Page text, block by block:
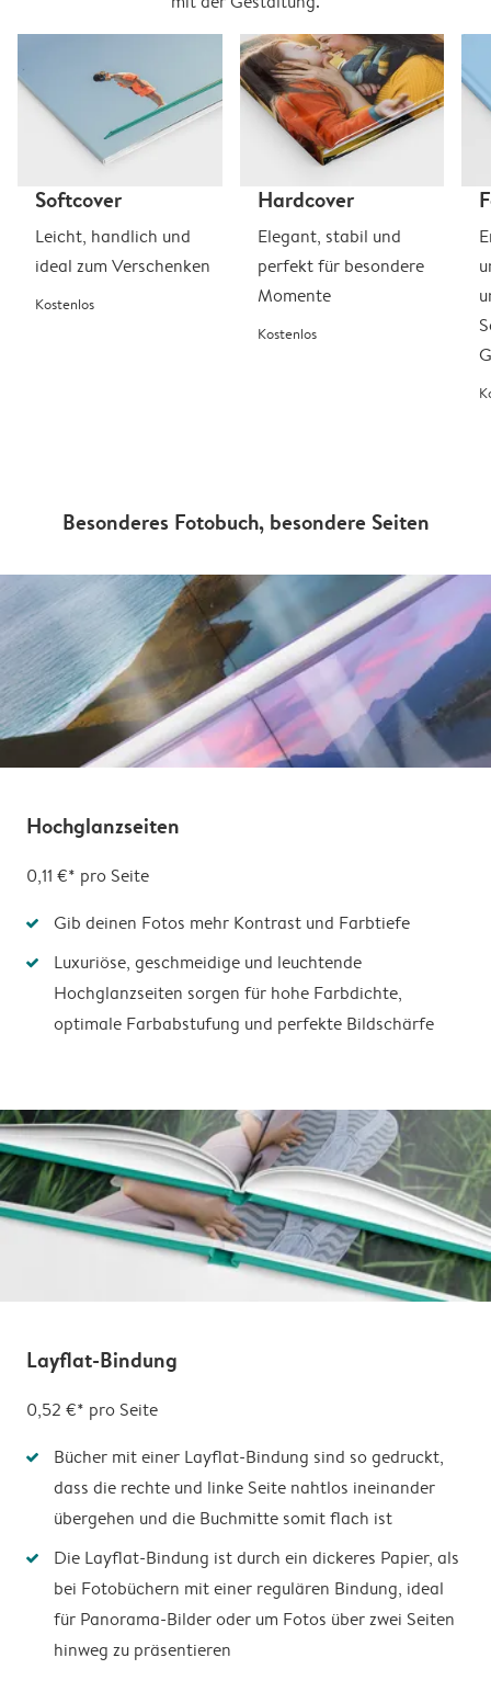
Softcover
Leicht, handlich und
ideal zum Verschenken
Kostenlos
Hardcover
Elegant, stabil und
perfekt für besondere
Momente
Kostenlos
Besonderes Fotobuch, besondere Seiten
Hochglanzseiten
0,11 €* pro Seite
Gib deinen Fotos mehr Kontrast und Farbtiefe
Luxuriöse, geschmeidige und leuchtende
Hochglanzseiten sorgen für hohe Farbdichte,
optimale Farbabstufung und perfekte Bildschärfe
Layflat-Bindung
0,52 €* pro Seite
Bücher mit einer Layflat-Bindung sind so gedruckt,
dass die rechte und linke Seite nahtlos ineinander
übergehen und die Buchmitte somit flach ist
Die Layflat-Bindung ist durch ein dickeres Papier, als
bei Fotobüchern mit einer regulären Bindung, ideal
für Panorama-Bilder oder um Fotos über zwei Seiten
hinweg zu präsentieren